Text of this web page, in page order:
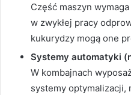
Część maszyn
w zwykłej pracy
kukurydzy mogą one
Systemy automatyki
W kombajnach
systemy optymalizacji,